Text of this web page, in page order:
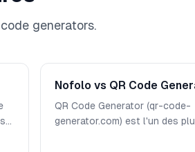
generators.
Nofolo vs QR Code
QR Code Generator (qr-code-
generator.com) est l'un des